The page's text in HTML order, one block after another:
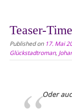
Teaser-
Published on 17. Mai
Glückstadtroman,
Oder